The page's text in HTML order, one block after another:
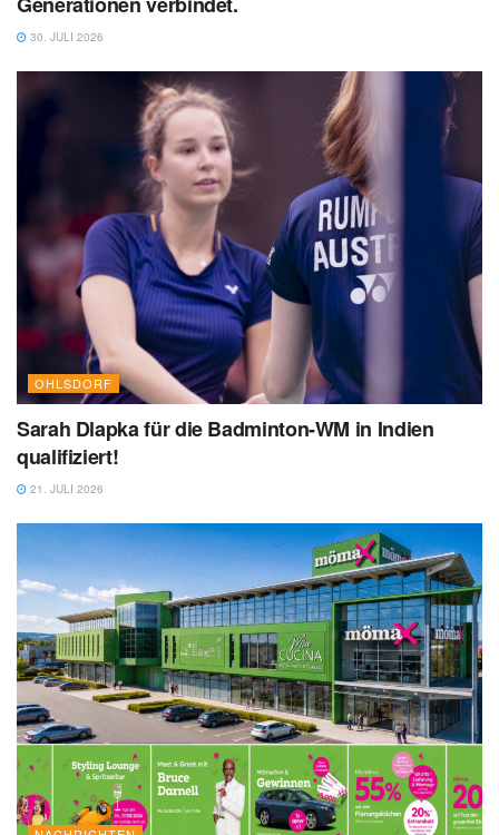
30. JULI 2026
OHLSDORF
Sarah Dlapka für die Badminton-WM in Indien
qualifiziert!
21. JULI 2026